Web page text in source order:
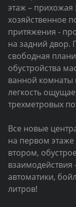
этаж – прихожая
хозяйственное
притяжения -
на задний двор.
свободная
обустройства
ванной комнаты
легкость
трехметровых
Все новые
на первом
втором,
взаимодействия
автоматики,
литров!